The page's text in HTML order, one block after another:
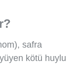
safra
kötü huylu